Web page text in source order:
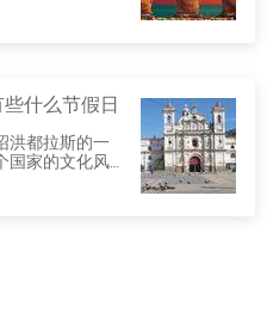
什么节假日
洪都拉斯的一
国家的文化风